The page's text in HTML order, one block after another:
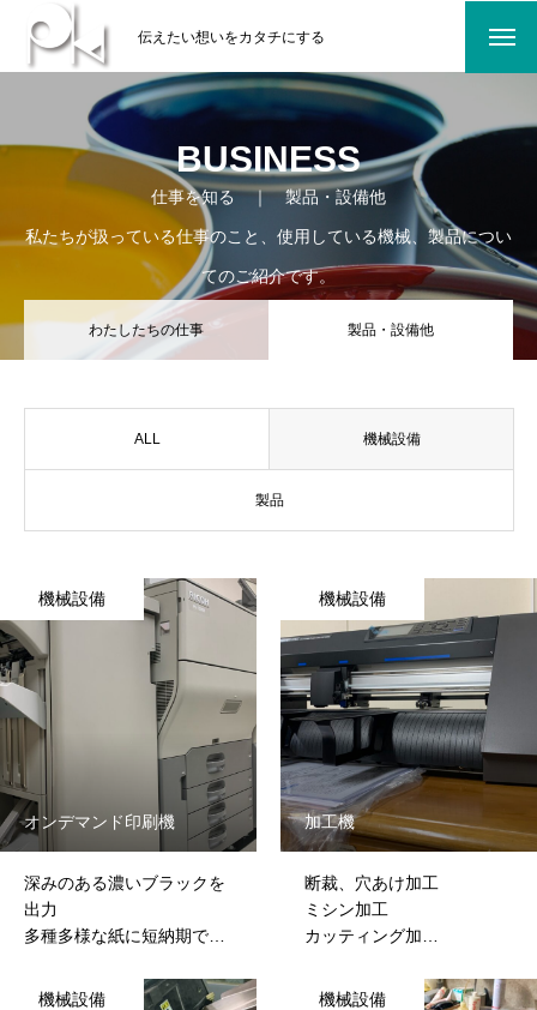
伝えたい想いをカタチにする
BUSINESS
仕事を知る ｜ 製品・設備他
私たちが扱っている仕事のこと、使用している機械、製品につい
てのご紹介です。
わたしたちの仕事 製品・設備他
ALL 機械設備
製品
機械設備
オンデマンド印刷機
深みのある濃いブラックを
出力
多種多様な紙に短納期で環
機械設備
加工機
断裁、穴あけ加工
ミシン加工
カッティング加工
機械設備
機械設備